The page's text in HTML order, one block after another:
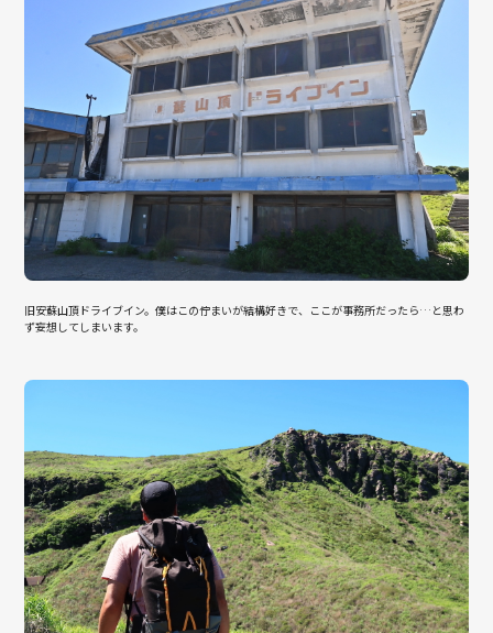
旧安蘇山頂ドライブイン。僕はこの佇まいが結構好きで、ここが事務所だったら…と思わ
ず妄想してしまいます。